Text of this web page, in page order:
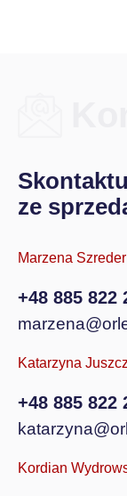
ze
Marzena Szreder
+48 885 822
Katarzyna
+48 885 822
Kordian